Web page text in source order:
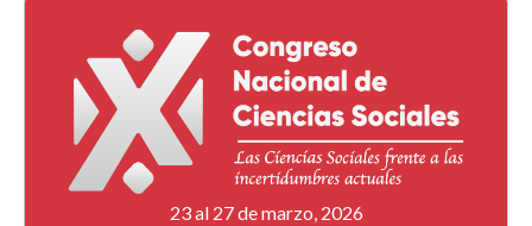
23 al 27 de marzo, 2026